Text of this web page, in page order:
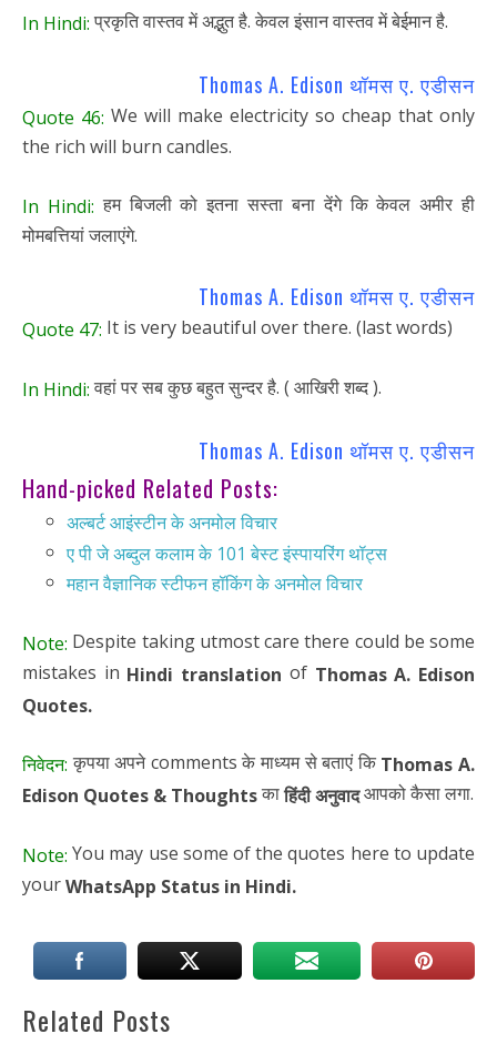
In Hindi:प्रकृति वास्तव में अद्भुत है. केवल इंसान वास्तव में बेईमान है.
Thomas A. Edison थॉमस ए. एडीसन
Quote 46: We will make electricity so cheap that only
the rich will burn candles.
In Hindi: हम बिजली को इतना सस्ता बना देंगे कि केवल अमीर ही
मोमबत्तियां जलाएंगे.
Thomas A. Edison थॉमस ए. एडीसन
Quote 47: It is very beautiful over there. (last words)
In Hindi:वहां पर सब कुछ बहुत सुन्दर है. ( आखिरी शब्द ).
Thomas A. Edison थॉमस ए. एडीसन
Hand-picked Related Posts:
अल्बर्ट आइंस्टीन के अनमोल विचार
ए पी जे अब्दुल कलाम के 101 बेस्ट इंस्पायरिंग थॉट्स
महान वैज्ञानिक स्टीफन हॉकिंग के अनमोल विचार
Note: Despite taking utmost care there could be some
mistakes in Hindi translation of Thomas A. Edison
Quotes.
निवेदन: कृपया अपने comments के माध्यम से बताएं कि Thomas A.
Edison Quotes & Thoughtsकाहिंदी अनुवादआपको कैसा लगा.
Note: You may use some of the quotes here to update
yourWhatsApp Status in Hindi.
Related Posts